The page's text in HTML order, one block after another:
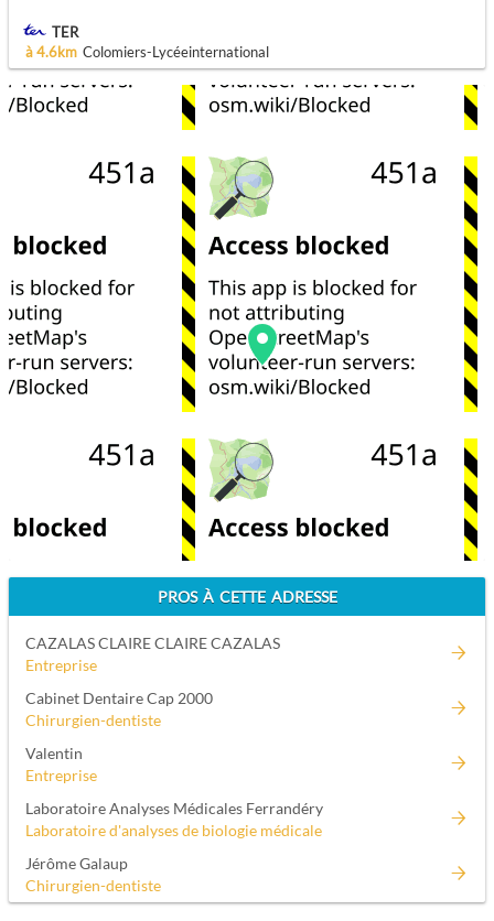
TER
à 4.6km Colomiers-Lycéeinternational
PROS À CETTE ADRESSE
CAZALAS CLAIRE CLAIRE CAZALAS
Entreprise
Cabinet Dentaire Cap 2000
Chirurgien-dentiste
Valentin
Entreprise
Laboratoire Analyses Médicales Ferrandéry
Laboratoire d'analyses de biologie médicale
Jérôme Galaup
Chirurgien-dentiste